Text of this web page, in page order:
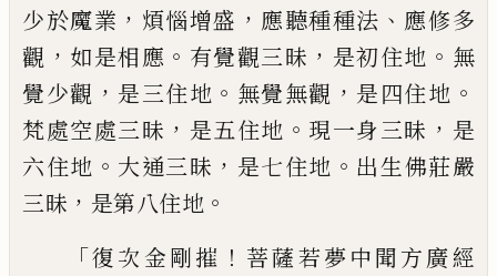
少於魔業 ， 煩惱增盛 ， 應聽種種法 、 應修多
觀 ， 如是相應 。 有覺觀三昧 ， 是初住地 。 無
覺少觀 ， 是三住地 。 無覺無觀 ， 是四住地 。
梵處空處三昧 ， 是五住地 。 現一身三昧 ， 是
六住地 。 大通三昧 ， 是七住地 。 出生佛莊嚴
三昧 ， 是第八住地 。
「復次金剛摧 ！ 菩薩若夢中聞方廣經